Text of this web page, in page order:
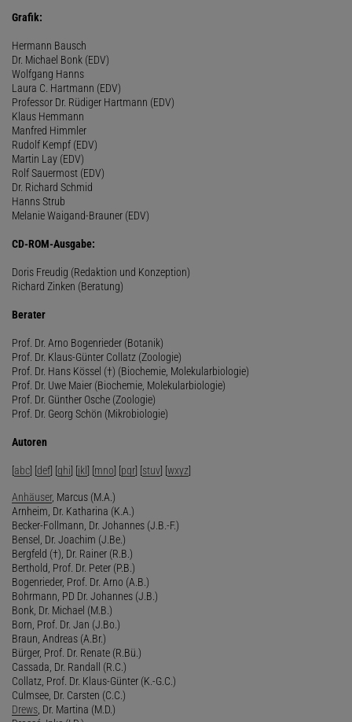
Grafik:
Hermann Bausch
Dr. Michael Bonk (EDV)
Wolfgang Hanns
Laura C. Hartmann (EDV)
Professor Dr. Rüdiger Hartmann (EDV)
Klaus Hemmann
Manfred Himmler
Rudolf Kempf (EDV)
Martin Lay (EDV)
Rolf Sauermost (EDV)
Dr. Richard Schmid
Hanns Strub
Melanie Waigand-Brauner (EDV)
CD-ROM-Ausgabe:
Doris Freudig (Redaktion und Konzeption)
Richard Zinken (Beratung)
Berater
Prof. Dr. Arno Bogenrieder (Botanik)
Prof. Dr. Klaus-Günter Collatz (Zoologie)
Prof. Dr. Hans Kössel (†) (Biochemie, Molekularbiologie)
Prof. Dr. Uwe Maier (Biochemie, Molekularbiologie)
Prof. Dr. Günther Osche (Zoologie)
Prof. Dr. Georg Schön (Mikrobiologie)
Autoren
[abc] [def] [ghi] [jkl] [mno] [pqr] [stuv] [wxyz]
Anhäuser, Marcus (M.A.)
Arnheim, Dr. Katharina (K.A.)
Becker-Follmann, Dr. Johannes (J.B.-F.)
Bensel, Dr. Joachim (J.Be.)
Bergfeld (†), Dr. Rainer (R.B.)
Berthold, Prof. Dr. Peter (P.B.)
Bogenrieder, Prof. Dr. Arno (A.B.)
Bohrmann, PD Dr. Johannes (J.B.)
Bonk, Dr. Michael (M.B.)
Born, Prof. Dr. Jan (J.Bo.)
Braun, Andreas (A.Br.)
Bürger, Prof. Dr. Renate (R.Bü.)
Cassada, Dr. Randall (R.C.)
Collatz, Prof. Dr. Klaus-Günter (K.-G.C.)
Culmsee, Dr. Carsten (C.C.)
Drews , Dr. Martina (M.D.)